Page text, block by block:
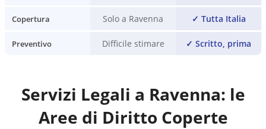
Copertura Solo a Ravenna ✓ Tutta Italia
Preventivo Difficile stimare ✓ Scritto, prima
Servizi Legali a Ravenna: le
Aree di Diritto Coperte